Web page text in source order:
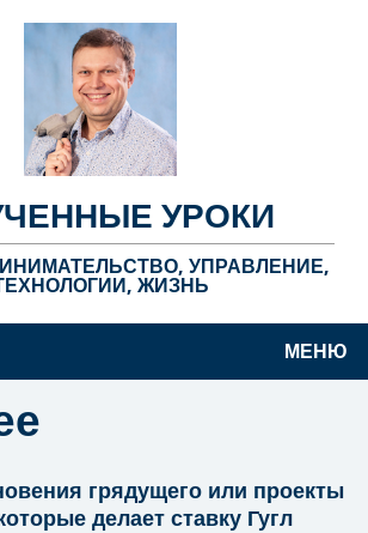
УРОКИ
УПРАВЛЕНИЕ,
ЖИЗНЬ
МЕНЮ
грядущего или проекты
делает ставку Гугл